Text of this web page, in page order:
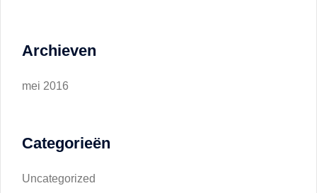
Archieven
mei 2016
Categorieën
Uncategorized